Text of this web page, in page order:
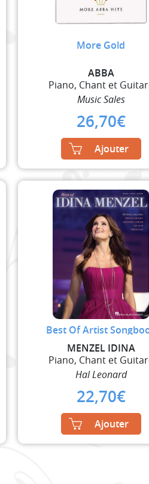
More Gold
ABBA
Piano, Chant et
Music Sales
26,70€
Ajouter
Best Of Artist
MENZEL IDINA
Piano, Chant et
Hal Leonard
22,70€
Ajouter